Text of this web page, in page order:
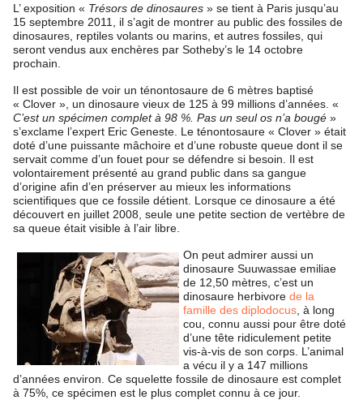
L’ exposition « Trésors de dinosaures » se tient à Paris jusqu’au
15 septembre 2011, il s’agit de montrer au public des fossiles de
dinosaures, reptiles volants ou marins, et autres fossiles, qui
seront vendus aux enchères par Sotheby’s le 14 octobre
prochain.
Il est possible de voir un ténontosaure de 6 mètres baptisé
« Clover », un dinosaure vieux de 125 à 99 millions d’années. «
C’est un spécimen complet à 98 %. Pas un seul os n’a bougé »
s’exclame l’expert Eric Geneste. Le ténontosaure « Clover » était
doté d’une puissante mâchoire et d’une robuste queue dont il se
servait comme d’un fouet pour se défendre si besoin. Il est
volontairement présenté au grand public dans sa gangue
d’origine afin d’en préserver au mieux les informations
scientifiques que ce fossile détient. Lorsque ce dinosaure a été
découvert en juillet 2008, seule une petite section de vertèbre de
sa queue était visible à l’air libre.
On peut admirer aussi un
dinosaure Suuwassae emiliae
de 12,50 mètres, c’est un
dinosaure herbivore de la
famille des diplodocus , à long
cou, connu aussi pour être doté
d’une tête ridiculement petite
vis-à-vis de son corps. L’animal
a vécu il y a 147 millions
d’années environ. Ce squelette fossile de dinosaure est complet
à 75%, ce spécimen est le plus complet connu à ce jour.